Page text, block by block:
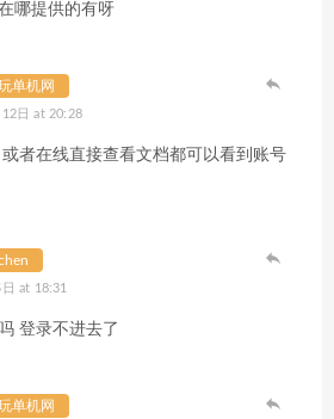
哪提供的有呀
单机网
日 at 20:28
或者在线直接查看文档都可以看到账号
at 18:31
登录不进去了
单机网